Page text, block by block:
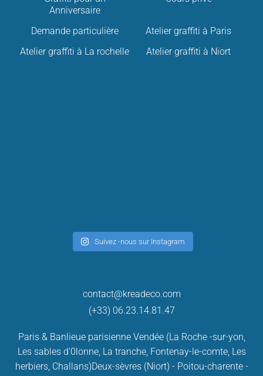
Anniversaire
Demande particulière
Atelier graffiti à Paris
Atelier graffiti à La rochelle
Atelier graffiti à Niort
Suivez -nous sur Instagram
contact@kreadeco.com
(+33) 06.23.14.81.47
Paris & Banlieue parisienneVendée (La Roche -sur-yon,
Les sables d'0lonne, La tranche, Fontenay-le-comte, Les
herbiers, Challans)Deux-sèvres (Niort) - Poitou-charente -